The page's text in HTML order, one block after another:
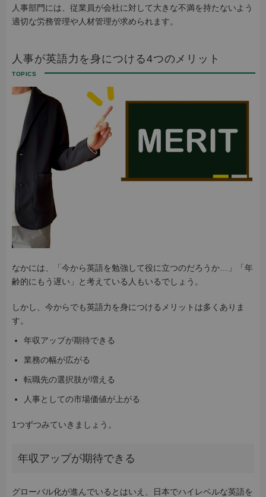
人事部門には、従業員が会社に対して大きな不満を持たないよう
適切な労務管理や人材管理が求められます。
人事が英語力を身につける4つのメリット
なかには、「今から英語を勉強して役に立つのだろうか…」「年
齢的にもう遅い」と考えている人もいるでしょう。
しかし、今からでも英語力を身につけるメリットは多くありま
す。
年収アップが期待できる
業務の幅が広がる
転職先の選択肢が増える
人事としての市場価値が上がる
1つずつみていきましょう。
年収アップが期待できる
グローバル化が進んでいるとはいえ、日本でハイレベルな英語を